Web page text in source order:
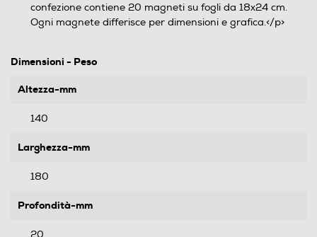
confezione contiene 20 magneti su fogli da 18x24 cm.
Ogni magnete differisce per dimensioni e grafica.</p>
Dimensioni - Peso
Altezza-mm
140
Larghezza-mm
180
Profondità-mm
20